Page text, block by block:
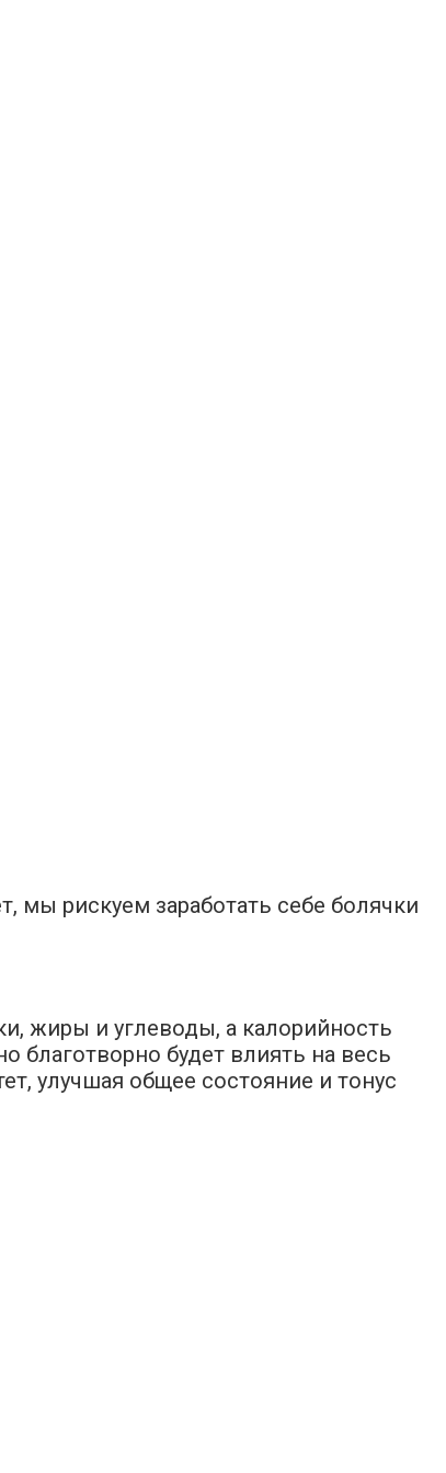
рискуем заработать себе болячки
жиры и углеводы, а калорийность
благотворно будет влиять на весь
улучшая общее состояние и тонус